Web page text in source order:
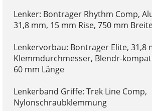
Lenker: Bontrager Rhythm Comp,
31,8 mm, 15 mm Rise, 750 mm
Lenkervorbau: Bontrager Elite, 31,8
Klemmdurchmesser, Blendr-
60 mm Länge
Lenkerband Griffe: Trek Line Comp,
Nylonschraubklemmung